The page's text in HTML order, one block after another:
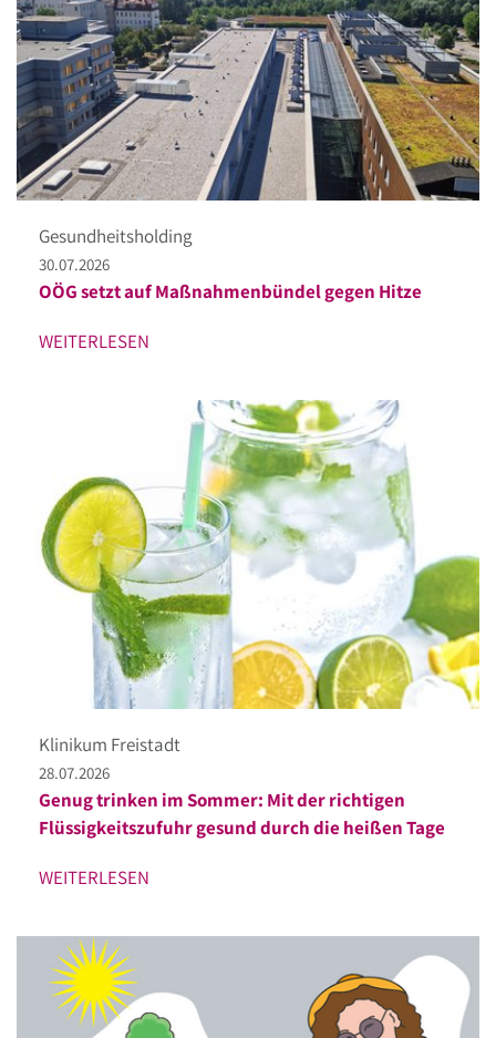
Gesundheitsholding
30.07.2026
OÖG setzt auf Maßnahmenbündel gegen Hitze
WEITERLESEN
Klinikum Freistadt
28.07.2026
Genug trinken im Sommer: Mit der richtigen
Flüssigkeitszufuhr gesund durch die heißen Tage
WEITERLESEN